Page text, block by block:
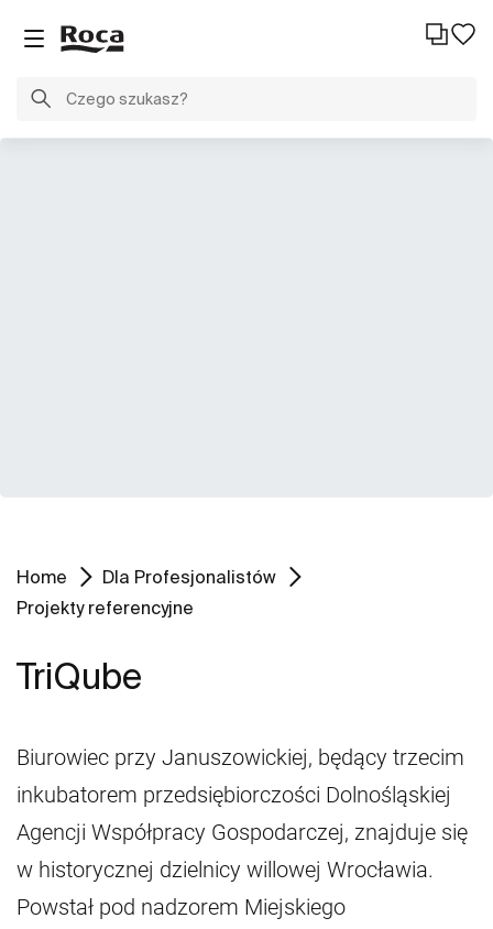
Home
Dla Profesjonalistów
Projekty referencyjne
TriQube
Biurowiec przy Januszowickiej, będący trzecim
inkubatorem przedsiębiorczości Dolnośląskiej
Agencji Współpracy Gospodarczej, znajduje się
w historycznej dzielnicy willowej Wrocławia.
Powstał pod nadzorem Miejskiego